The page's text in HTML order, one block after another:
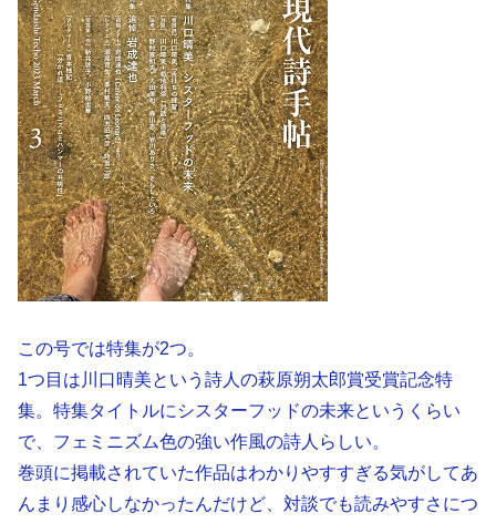
この号では特集が2つ。
1つ目は川口晴美という詩人の萩原朔太郎賞受賞記念特
集。特集タイトルにシスターフッドの未来というくらい
で、フェミニズム色の強い作風の詩人らしい。
巻頭に掲載されていた作品はわかりやすすぎる気がしてあ
んまり感心しなかったんだけど、対談でも読みやすさにつ